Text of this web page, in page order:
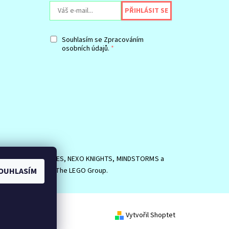
Souhlasím se Zpracováním
osobních údajů.
logo MINIFIGURES, NEXO KNIGHTS, MINDSTORMS a
Group. ©2026 The LEGO Group.
Vytvořil Shoptet